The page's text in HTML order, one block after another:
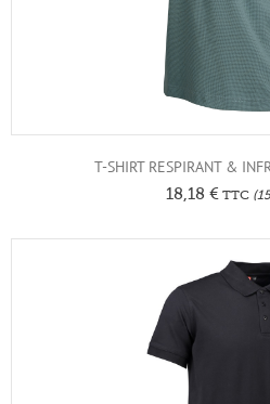
T-SHIRT RESPIRANT &
18,18 €TTC(